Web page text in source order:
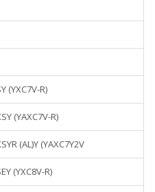
(YXC7V-R)
(YAXC7V-R)
(AL)Y (YAXC7Y2V
(YXC8V-R)